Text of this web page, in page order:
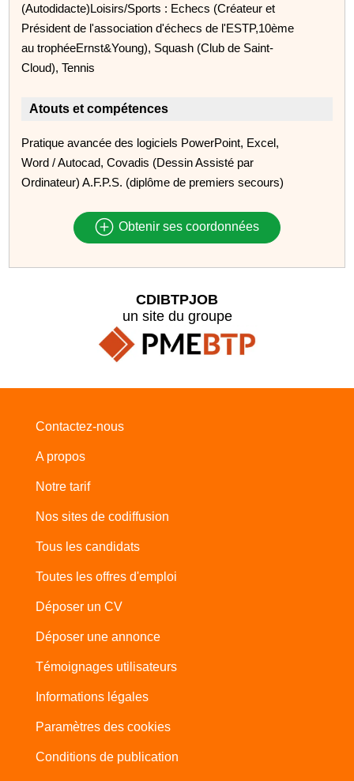
(Autodidacte)Loisirs/Sports : Echecs (Créateur et
Président de l'association d'échecs de l'ESTP,10ème
au trophéeErnst&Young), Squash (Club de Saint-
Cloud), Tennis
Atouts et compétences
Pratique avancée des logiciels PowerPoint, Excel,
Word / Autocad, Covadis (Dessin Assisté par
Ordinateur) A.F.P.S. (diplôme de premiers secours)
Obtenir ses coordonnées
CDIBTPJOB
un site du groupe
Contactez-nous
A propos
Notre tarif
Nos sites de codiffusion
Tous les candidats
Toutes les offres d'emploi
Déposer un CV
Déposer une annonce
Témoignages utilisateurs
Informations légales
Paramètres des cookies
Conditions de publication